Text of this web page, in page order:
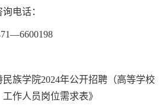
电话：
民族学院2024年公开招聘（高等学校
作人员岗位需求表》